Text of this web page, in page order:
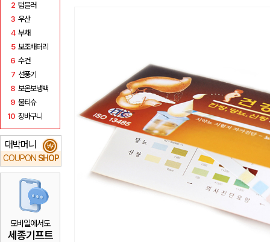
2 텀블러
3 우산
4 부채
5 보조배터리
6 수건
7 선풍기
8 보온보냉백
9 물티슈
10 장바구니
대박머니
COUPON SHOP
₩
모바일에서도
세종기프트